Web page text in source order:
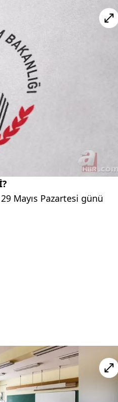
Mayıs Pazartesi günü